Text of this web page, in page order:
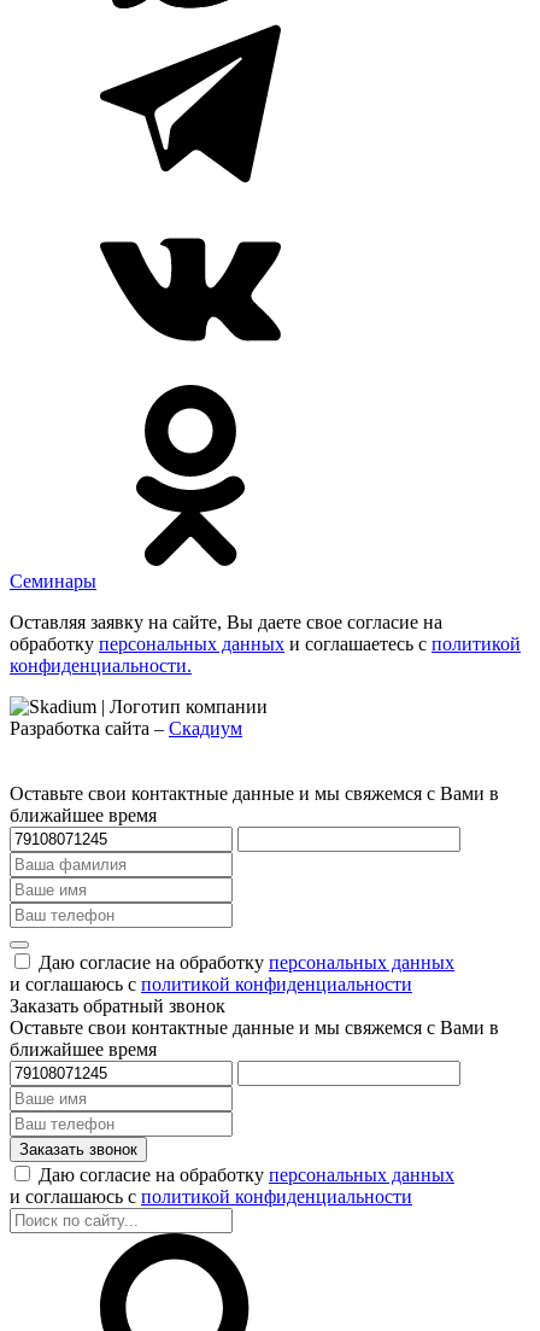
Семинары
Оставляя заявку на сайте, Вы даете свое согласие на
обработку персональных данных и соглашаетесь c политикой
конфиденциальности.
Разработка сайта – Скадиум
Оставьте свои контактные данные и мы свяжемся с Вами в
ближайшее время
Даю согласие на обработку персональных данных
и соглашаюсь с политикой конфиденциальности
Заказать обратный звонок
Оставьте свои контактные данные и мы свяжемся с Вами в
ближайшее время
Заказать звонок
Даю согласие на обработку персональных данных
и соглашаюсь с политикой конфиденциальности